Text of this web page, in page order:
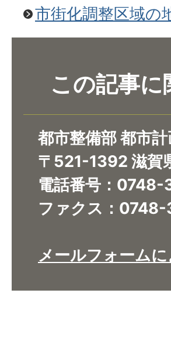
市街化調整区域の
この記事
都市整備部 都市
〒521-1392 滋賀
電話番号：
ファクス：
メールフォーム